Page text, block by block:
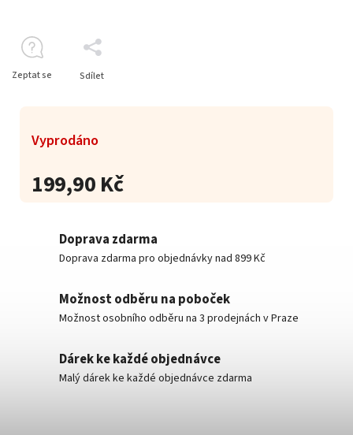
199,90 Kč
Vyprodáno
Zeptat se Sdílet
Doprava zdarma
Doprava zdarma pro objednávky nad 899 Kč
Možnost odběru na poboček
Možnost osobního odběru na 3 prodejnách v Praze
Dárek ke každé objednávce
Malý dárek ke každé objednávce zdarma